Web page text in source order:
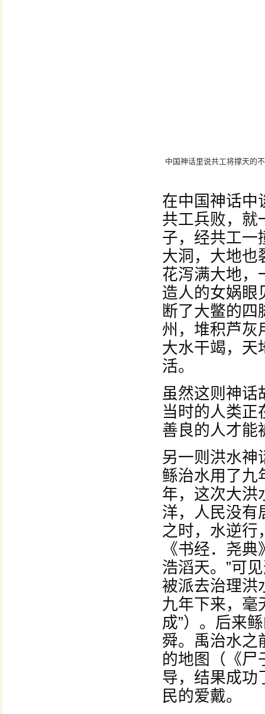
中国神话里说共工将撑天的
在中国神话中
共工兵败，就
子，经共工一
大洞，大地也
花泻满大地，
造人的女娲眼
断了大鳖的四
州，堆积芦灰
大水干竭，天
活。
虽然这则神话
当时的人类正
善良的人才能
另一则洪水神
鲧治水用了九
年，这次大洪
洋，人民没有
之时，水逆行
《书经．尧
浩滔天。”可
被派去治理洪
九年下来，毫
成”）。后来
舜。禹治水之
的地图（《尸
导，结果成功
民的爱戴。